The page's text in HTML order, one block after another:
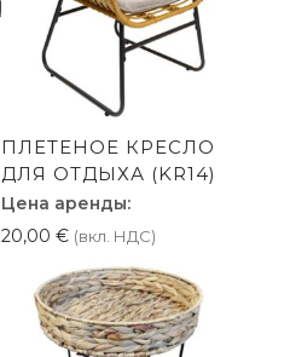
ПЛЕТЕНОЕ КРЕСЛО
ДЛЯ ОТДЫХА (KR14)
Цена аренды:
20,00 € (вкл. НДС)